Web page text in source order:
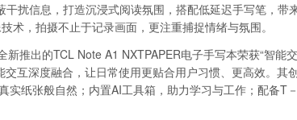
干扰信息，打造沉浸式阅读氛围，搭配低延迟手写笔，
术，拍摄不止于记录画面，更注重捕捉情绪与氛围。
新推出的TCL Note A1 NXTPAPER电子手写本荣获“智能
互深度融合，让日常使用更贴合用户习惯、更高效。其
实纸张般自然；内置AI工具箱，助力学习与工作；配备T